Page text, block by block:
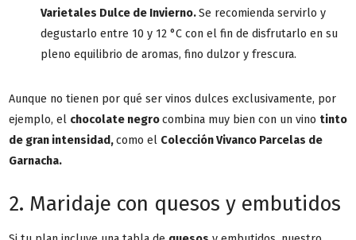
Varietales Dulce de Invierno.Se recomienda servirlo y
degustarlo entre 10 y 12 °C con el fin de disfrutarlo en su
pleno equilibrio de aromas, fino dulzor y frescura.
Aunque no tienen por qué ser vinos dulces exclusivamente, por
ejemplo, el chocolate negrocombina muy bien con un vino tinto
de gran intensidad,como el Colección Vivanco Parcelas de
Garnacha.
2. Maridaje con quesos y embutidos